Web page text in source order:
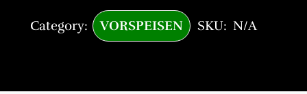
Category: VORSPEISEN SKU: N/A